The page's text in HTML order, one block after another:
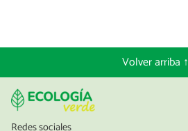
Volver arriba ↑